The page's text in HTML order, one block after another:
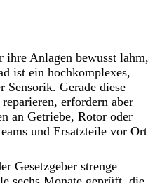
ihre Anlagen bewusst lahm,
ist ein hochkomplexes,
Gerade diese
erfordern aber
an Getriebe, Rotor oder
und Ersatzteile vor Ort
Gesetzgeber strenge